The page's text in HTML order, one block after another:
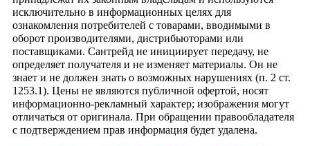
исключительно в информационных целях для
ознакомления потребителей с товарами, вводимыми в
оборот производителями, дистрибьюторами или
поставщиками. Сантрейд не инициирует передачу, не
определяет получателя и не изменяет материалы. Он не
знает и не должен знать о возможных нарушениях (п. 2 ст.
1253.1). Цены не являются публичной офертой, носят
информационно-рекламный характер; изображения могут
отличаться от оригинала. При обращении правообладателя
с подтверждением прав информация будет удалена.